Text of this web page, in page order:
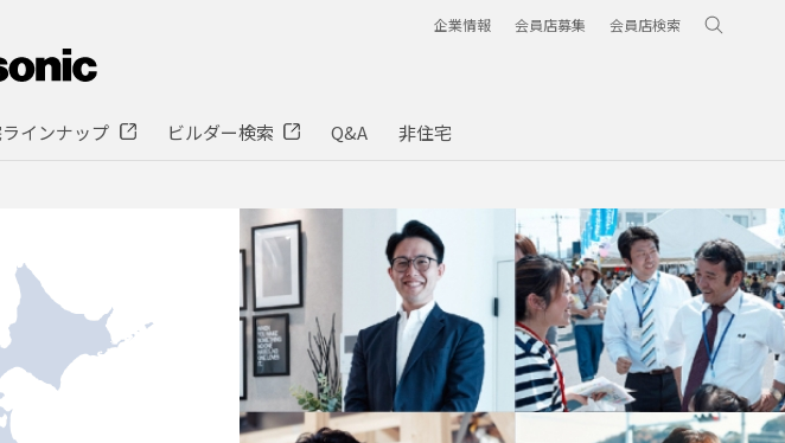
インナップ ビルダー検索 Q&A 非住宅
企業情報 会員店募集 会員店検索